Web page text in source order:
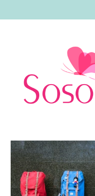
SO EN FORME
SO IN LOVE
SO HIGH-TECH
SO PRATIQUE